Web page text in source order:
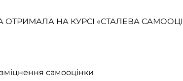
НА КУРСІ «СТАЛЕВА
самооцінки